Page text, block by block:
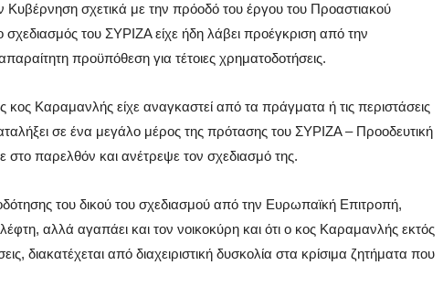
Κυβέρνηση σχετικά με την πρόοδό του έργου του Προαστιακού
σχεδιασμός του ΣΥΡΙΖΑ είχε ήδη λάβει προέγκριση από την
προϋπόθεση για τέτοιες χρηματοδοτήσεις.
Καραμανλής είχε αναγκαστεί από τα πράγματα ή τις περιστάσεις
σε ένα μεγάλο μέρος της πρότασης του ΣΥΡΙΖΑ – Προοδευτική
στο παρελθόν και ανέτρεψε τον σχεδιασμό της.
του δικού του σχεδιασμού από την Ευρωπαϊκή Επιτροπή,
αλλά αγαπάει και τον νοικοκύρη και ότι ο κος Καραμανλής εκτός
διακατέχεται από διαχειριστική δυσκολία στα κρίσιμα ζητήματα που